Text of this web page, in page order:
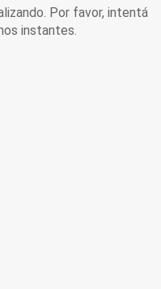
Por favor, intentá
instantes.